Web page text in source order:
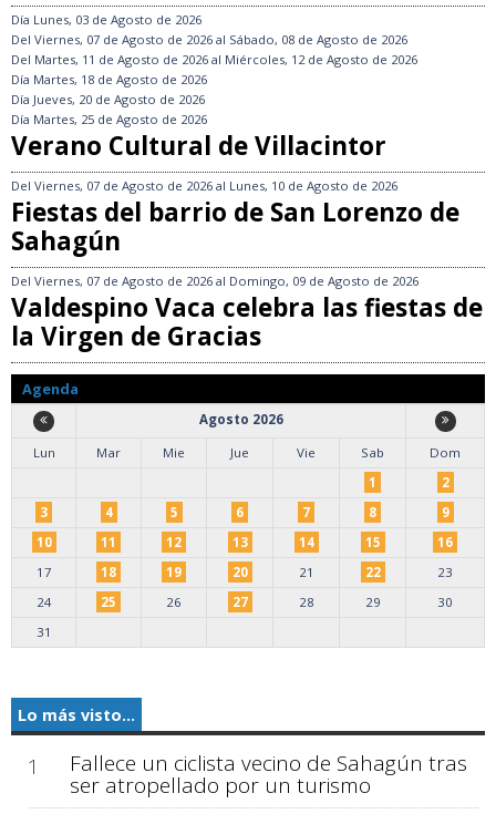
Día Lunes, 03 de Agosto de 2026
Del Viernes, 07 de Agosto de 2026 al Sábado, 08 de Agosto de 2026
Del Martes, 11 de Agosto de 2026 al Miércoles, 12 de Agosto de 2026
Día Martes, 18 de Agosto de 2026
Día Jueves, 20 de Agosto de 2026
Día Martes, 25 de Agosto de 2026
Verano Cultural de Villacintor
Del Viernes, 07 de Agosto de 2026 al Lunes, 10 de Agosto de 2026
Fiestas del barrio de San Lorenzo de
Sahagún
Del Viernes, 07 de Agosto de 2026 al Domingo, 09 de Agosto de 2026
Valdespino Vaca celebra las fiestas de
la Virgen de Gracias
Agenda
Agosto 2026
Lun
Mar Mie Jue Vie Sab
Dom
1
2
3
4 5 6 7 8
9
10
11 12 13 14 15
16
17
18 19 20 21 22
23
24
25 26 27 28 29
30
31
Lo más visto...
1 Fallece un ciclista vecino de Sahagún tras
ser atropellado por un turismo